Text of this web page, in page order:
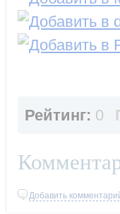
Рейтинг: 0
Добавить